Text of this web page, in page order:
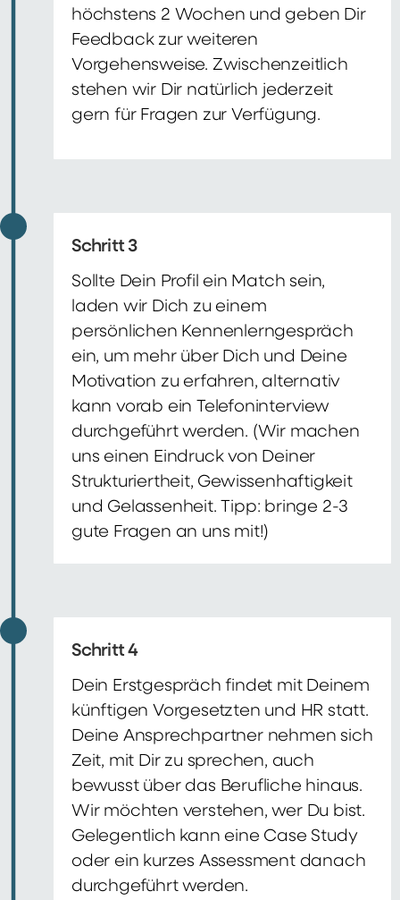
höchstens 2 Wochen und geben Dir
Feedback zur weiteren
Vorgehensweise. Zwischenzeitlich
stehen wir Dir natürlich jederzeit
gern für Fragen zur Verfügung.
Schritt 3
Sollte Dein Profil ein Match sein,
laden wir Dich zu einem
persönlichen Kennenlerngespräch
ein, um mehr über Dich und Deine
Motivation zu erfahren, alternativ
kann vorab ein Telefoninterview
durchgeführt werden. (Wir machen
uns einen Eindruck von Deiner
Strukturiertheit, Gewissenhaftigkeit
und Gelassenheit. Tipp: bringe 2-3
gute Fragen an uns mit!)
Schritt 4
Dein Erstgespräch findet mit Deinem
künftigen Vorgesetzten und HR statt.
Deine Ansprechpartner nehmen sich
Zeit, mit Dir zu sprechen, auch
bewusst über das Berufliche hinaus.
Wir möchten verstehen, wer Du bist.
Gelegentlich kann eine Case Study
oder ein kurzes Assessment danach
durchgeführt werden.